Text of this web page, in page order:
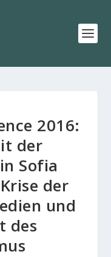
2016:
der
Sofia
der
und
des